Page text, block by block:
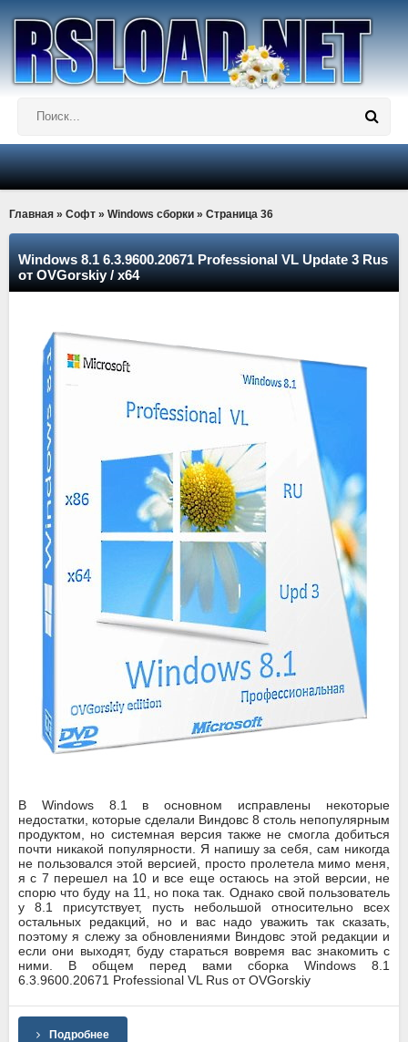
Главная » Софт » Windows сборки » Страница 36
Windows 8.1 6.3.9600.20671 Professional VL Update 3 Rus
от OVGorskiy / x64
В Windows 8.1 в основном исправлены некоторые
недостатки, которые сделали Виндовс 8 столь непопулярным
продуктом, но системная версия также не смогла добиться
почти никакой популярности. Я напишу за себя, сам никогда
не пользовался этой версией, просто пролетела мимо меня,
я с 7 перешел на 10 и все еще остаюсь на этой версии, не
спорю что буду на 11, но пока так. Однако свой пользователь
у 8.1 присутствует, пусть небольшой относительно всех
остальных редакций, но и вас надо уважить так сказать,
поэтому я слежу за обновлениями Виндовс этой редакции и
если они выходят, буду стараться вовремя вас знакомить с
ними. В общем перед вами сборка Windows 8.1
6.3.9600.20671 Professional VL Rus от OVGorskiy
Подробнее